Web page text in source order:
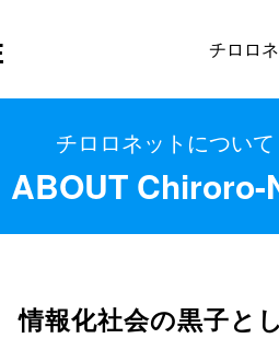
チロロ
チロロネットについて
ABOUT Chiroro-
情報化社会の黒子と